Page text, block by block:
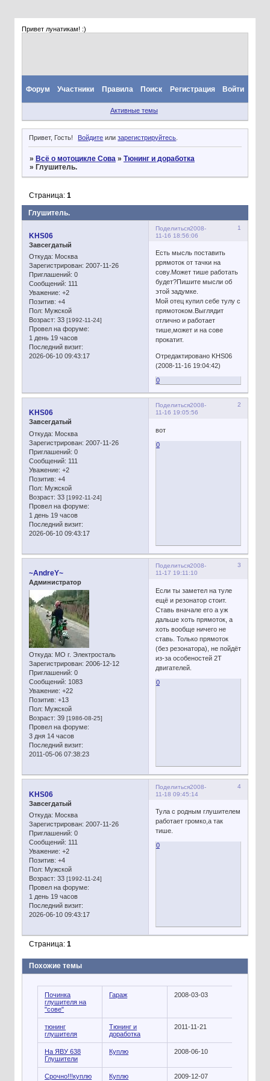
Привет лунатикам! :)
Форум Участники Правила Поиск Регистрация Войти
Активные темы
Привет, Гость! Войдите илизарегистрируйтесь.
» Всё о мотоцикле Сова » Тюнинг и доработка
» Глушитель.
Глушитель.
Страница: 1
Поделиться 1
2008-
11-16 18:56:06
KHS06
Завсегдатый
Откуда: Москва
Зарегистрирован: 2007-11-26
Приглашений: 0
Сообщений: 111
Уважение: +2
Позитив: +4
Пол: Мужской
Возраст: 33 [1992-11-24]
Провел на форуме:
1 день 19 часов
Последний визит:
2026-06-10 09:43:17
Есть мысль поставить
ррямоток от тачки на
сову.Может тише работать
будет?Пишите мысли об
этой задумке.
Мой отец купил себе тулу с
прямотоком.Выглядит
отлично и работает
тише,может и на сове
прокатит.
Отредактировано KHS06
(2008-11-16 19:04:42)
0
Поделиться 2
2008-
11-16 19:05:56
KHS06
Завсегдатый
Откуда: Москва
Зарегистрирован: 2007-11-26
Приглашений: 0
Сообщений: 111
Уважение: +2
Позитив: +4
Пол: Мужской
Возраст: 33 [1992-11-24]
Провел на форуме:
1 день 19 часов
Последний визит:
2026-06-10 09:43:17
вот
0
Поделиться 3
2008-
11-17 19:11:10
~AndreY~
Администратор
Откуда: МО г. Электросталь
Зарегистрирован: 2006-12-12
Приглашений: 0
Сообщений: 1083
Уважение: +22
Позитив: +13
Пол: Мужской
Возраст: 39 [1986-08-25]
Провел на форуме:
3 дня 14 часов
Последний визит:
2011-05-06 07:38:23
Если ты заметел на туле
ещё и резонатор стоит.
Ставь вначале его а уж
дальше хоть прямоток, а
хоть вообще ничего не
ставь. Только прямоток
(без резонатора), не пойдёт
из-за особеностей 2Т
двигателей.
0
Поделиться 4
2008-
11-18 09:45:14
KHS06
Завсегдатый
Откуда: Москва
Зарегистрирован: 2007-11-26
Приглашений: 0
Сообщений: 111
Уважение: +2
Позитив: +4
Пол: Мужской
Возраст: 33 [1992-11-24]
Провел на форуме:
1 день 19 часов
Последний визит:
2026-06-10 09:43:17
Тула с родным глушителем
работает громко,а так
тише.
0
Страница: 1
Похожие темы
Починка
глушителя на
"сове"
Гараж 2008-03-03
тюнинг
глушителя
Тюнинг и
доработка
2011-11-21
На ЯВУ 638
Глушители
Куплю 2008-06-10
Срочно!!!куплю
Куплю 2009-12-07